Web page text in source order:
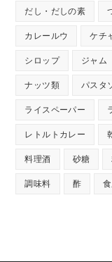
だし・だしの素
カレールウ ケチ
シロップ ジャム
ナッツ類 パスタ
ライスペーパー
レトルトカレー
料理酒 砂糖
調味料 酢